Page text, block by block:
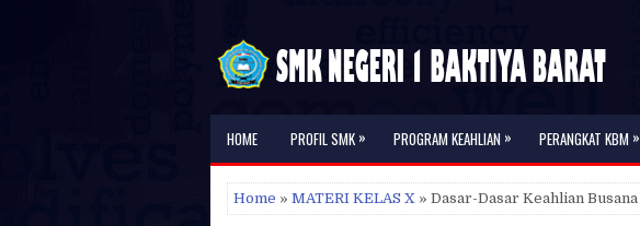
HOME PROFIL SMK » PROGRAM KEAHLIAN » PERANGKAT KBM »
Home » MATERI KELAS X » Dasar-Dasar Keahlian Busana